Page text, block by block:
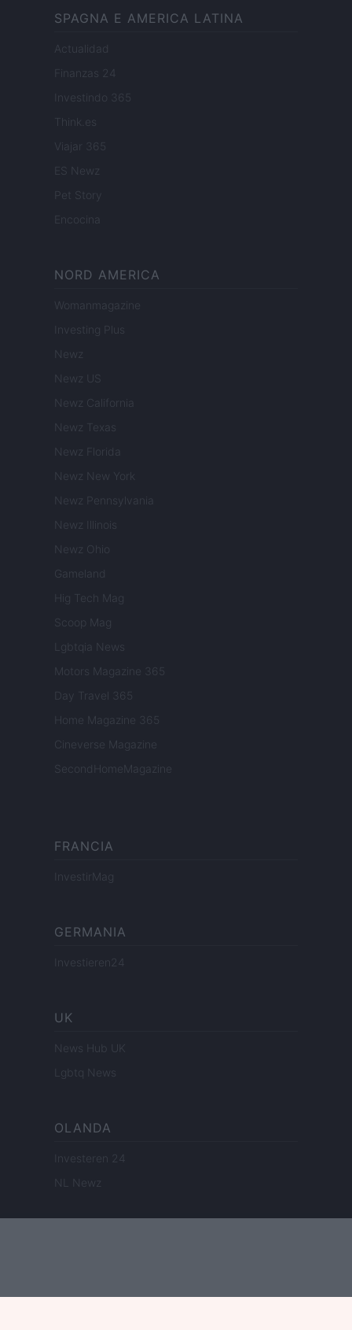
SPAGNA E AMERICA LATINA
Actualidad
Finanzas 24
Investindo 365
Think.es
Viajar 365
ES Newz
Pet Story
Encocina
NORD AMERICA
Womanmagazine
Investing Plus
Newz
Newz US
Newz California
Newz Texas
Newz Florida
Newz New York
Newz Pennsylvania
Newz Illinois
Newz Ohio
Gameland
Hig Tech Mag
Scoop Mag
Lgbtqia News
Motors Magazine 365
Day Travel 365
Home Magazine 365
Cineverse Magazine
SecondHomeMagazine
FRANCIA
InvestirMag
GERMANIA
Investieren24
UK
News Hub UK
Lgbtq News
OLANDA
Investeren 24
NL Newz